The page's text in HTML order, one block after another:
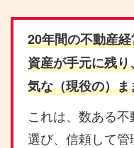
20年間の不動産
資産が手元に残
気な（現役の）ま
これは、数ある
選び、信頼して